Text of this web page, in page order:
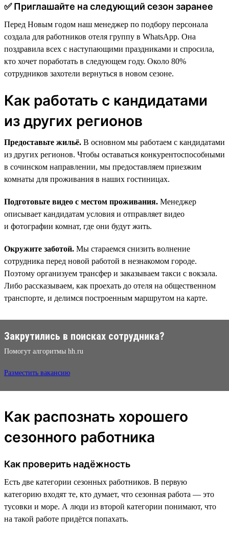
✅ Приглашайте на следующий сезон заранее
Перед Новым годом наш менеджер по подбору персонала
создала для работников отеля группу в WhatsApp. Она
поздравила всех с наступающими праздниками и спросила,
кто хочет поработать в следующем году. Около 80%
сотрудников захотели вернуться в новом сезоне.
Как работать с кандидатами
из других регионов
Предоставьте жильё. В основном мы работаем с кандидатами
из других регионов. Чтобы оставаться конкурентоспособными
в сочинском направлении, мы предоставляем приезжим
комнаты для проживания в наших гостиницах.
Подготовьте видео с местом проживания. Менеджер
описывает кандидатам условия и отправляет видео
и фотографии комнат, где они будут жить.
Окружите заботой. Мы стараемся снизить волнение
сотрудника перед новой работой в незнакомом городе.
Поэтому организуем трансфер и заказываем такси с вокзала.
Либо рассказываем, как проехать до отеля на общественном
транспорте, и делимся построенным маршрутом на карте.
Закрутились в поисках сотрудника?
Помогут алгоритмы hh.ru
Разместить вакансию
Как распознать хорошего
сезонного работника
Как проверить надёжность
Есть две категории сезонных работников. В первую
категорию входят те, кто думает, что сезонная работа — это
тусовки и море. А люди из второй категории понимают, что
на такой работе придётся попахать.